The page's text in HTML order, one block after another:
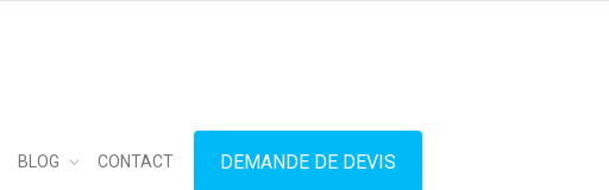
BLOG CONTACT DEMANDE DE DEVIS